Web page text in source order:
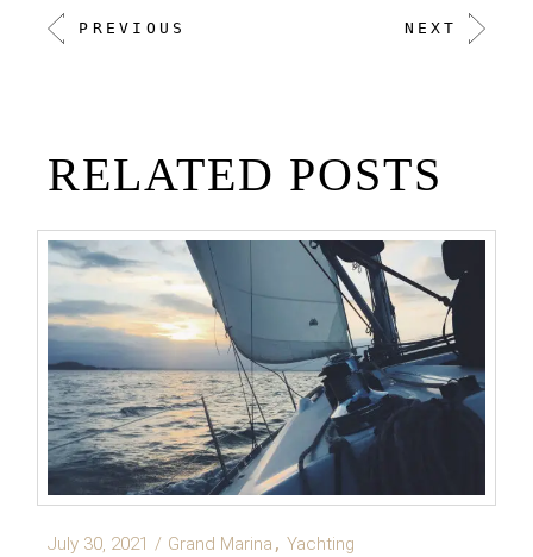
PREVIOUS NEXT
RELATED POSTS
July 30, 2021 Grand Marina Yachting